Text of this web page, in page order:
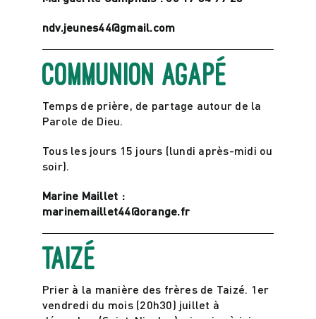
ndv.jeunes44@gmail.com
Communion agapé
Temps de prière, de partage autour de la
Parole de Dieu.
Tous les jours 15 jours (lundi après-midi ou
soir).
Marine Maillet :
marinemaillet44@orange.fr
taizé
Prier à la manière des frères de Taizé. 1er
vendredi du mois (20h30) juillet à